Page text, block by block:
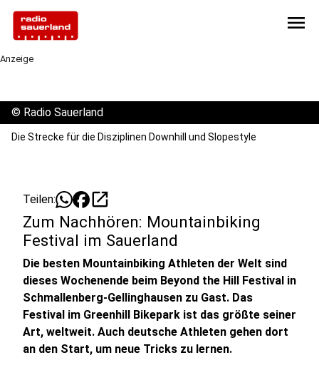
menu
Anzeige
© Radio Sauerland
Die Strecke für die Disziplinen Downhill und Slopestyle
Teilen: open_in_new
Zum Nachhören: Mountainbiking
Festival im Sauerland
Die besten Mountainbiking Athleten der Welt sind
dieses Wochenende beim Beyond the Hill Festival in
Schmallenberg-Gellinghausen zu Gast. Das
Festival im Greenhill Bikepark ist das größte seiner
Art, weltweit. Auch deutsche Athleten gehen dort
an den Start, um neue Tricks zu lernen.